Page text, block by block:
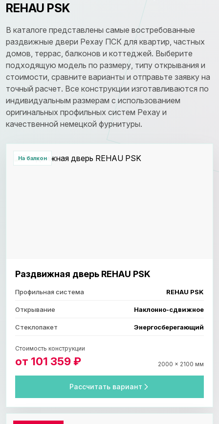
REHAU PSK
В каталоге представлены самые востребованные
раздвижные двери Рехау ПСК для квартир, частных
домов, террас, балконов и коттеджей. Выберите
подходящую модель по размеру, типу открывания и
стоимости, сравните варианты и отправьте заявку на
точный расчет. Все конструкции изготавливаются по
индивидуальным размерам с использованием
оригинальных профильных систем Рехау и
качественной немецкой фурнитуры.
На балкон
Раздвижная дверь REHAU PSK
Профильная система REHAU PSK
Открывание Наклонно-сдвижное
Стеклопакет Энергосберегающий
Стоимость конструкции
от 101 359 ₽ 2000 × 2100 мм
Рассчитать вариант